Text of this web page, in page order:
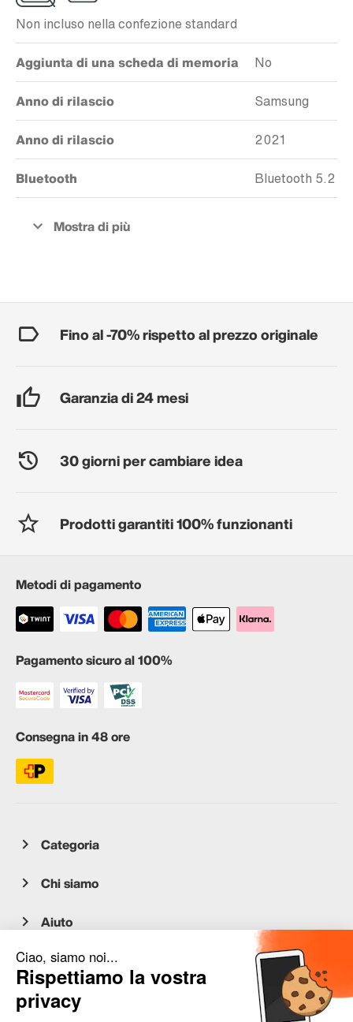
Non incluso nella confezione standard
Aggiunta di una scheda di memoria No
Anno di rilascio Samsung
Anno di rilascio 2021
Bluetooth Bluetooth 5.2
Fino al -70% rispetto al prezzo originale
Garanzia di 24 mesi
30 giorni per cambiare idea
Prodotti garantiti 100% funzionanti
Metodi di pagamento
Pagamento sicuro al 100%
Consegna in 48 ore
Categoria
Chi siamo
Aiuto
Servizio clienti
occasion.migros.mobile@recommerce.com